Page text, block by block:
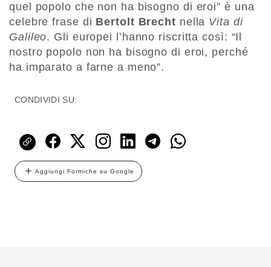
quel popolo che non ha bisogno di eroi” è una
celebre frase di Bertolt Brecht nella Vita di
Galileo. Gli europei l’hanno riscritta così: “Il
nostro popolo non ha bisogno di eroi, perché
ha imparato a farne a meno”.
CONDIVIDI SU:
Aggiungi Formiche su Google